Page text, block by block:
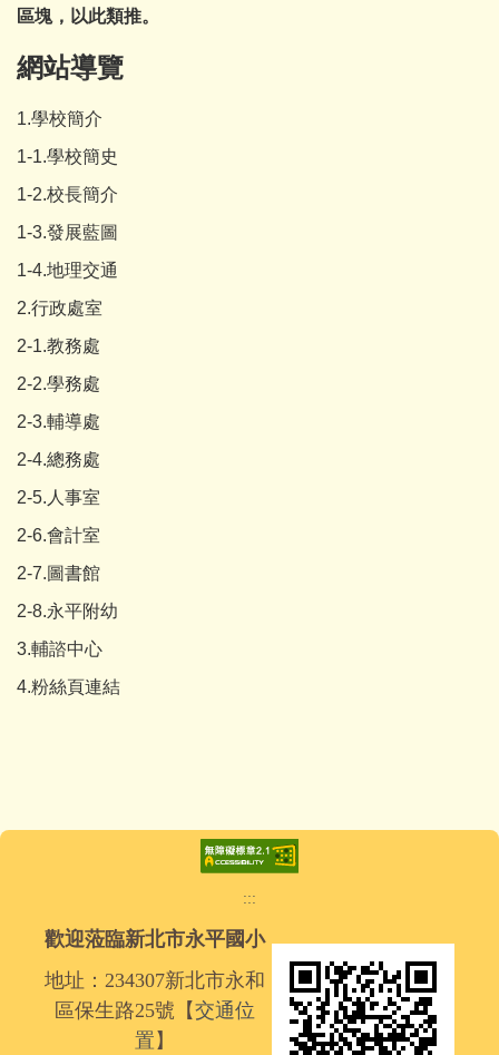
區塊，以此類推。
網站導覽
1.學校簡介
1-1.學校簡史
1-2.校長簡介
1-3.發展藍圖
1-4.地理交通
2.行政處室
2-1.教務處
2-2.學務處
2-3.輔導處
2-4.總務處
2-5.人事室
2-6.會計室
2-7.圖書館
2-8.永平附幼
3.輔諮中心
4.粉絲頁連結
:::
歡迎蒞臨新北市永平國小
地址：234307新北市永和
區保生路25號【交通位
置 】